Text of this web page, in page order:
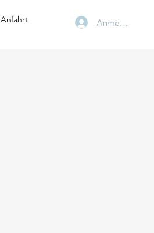
Anmelden
Anfahrt